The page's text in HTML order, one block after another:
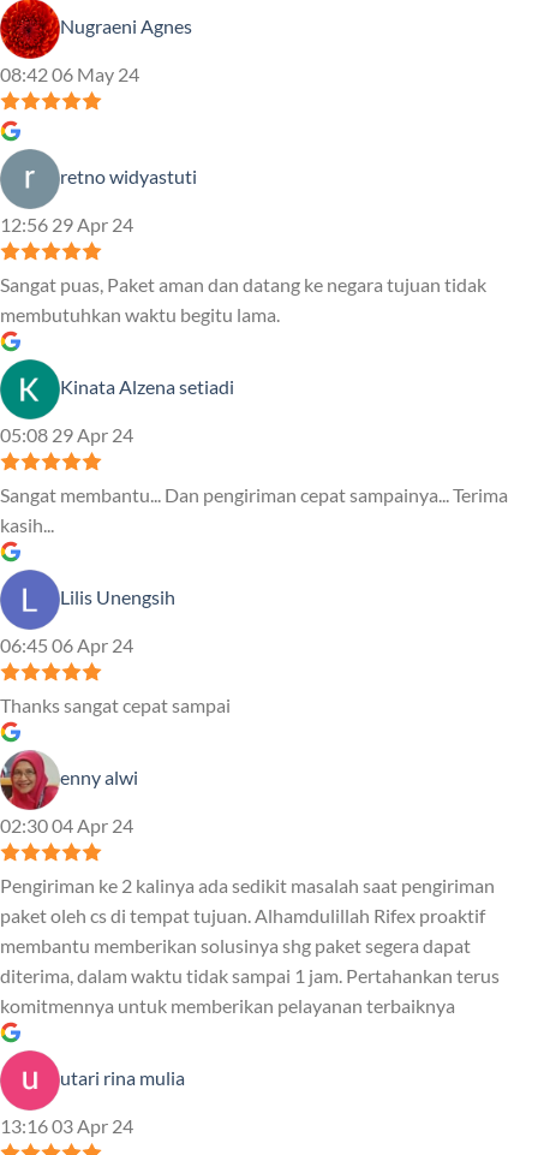
Nugraeni Agnes
08:42 06 May 24
retno widyastuti
12:56 29 Apr 24
Sangat puas, Paket aman dan datang ke negara tujuan tidak
membutuhkan waktu begitu lama.
Kinata Alzena setiadi
05:08 29 Apr 24
Sangat membantu... Dan pengiriman cepat sampainya... Terima
kasih...
Lilis Unengsih
06:45 06 Apr 24
Thanks sangat cepat sampai
enny alwi
02:30 04 Apr 24
Pengiriman ke 2 kalinya ada sedikit masalah saat pengiriman
paket oleh cs di tempat tujuan. Alhamdulillah Rifex proaktif
membantu memberikan solusinya shg paket segera dapat
diterima, dalam waktu tidak sampai 1 jam. Pertahankan terus
komitmennya untuk memberikan pelayanan terbaiknya
utari rina mulia
13:16 03 Apr 24